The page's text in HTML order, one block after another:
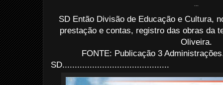
SD Então Divisão de Educação e Cultura,
prestação e contas, registro das obras da
Oliveira.
FONTE: Publicação 3
SD...........................................